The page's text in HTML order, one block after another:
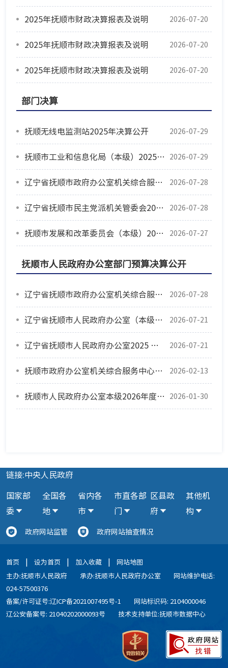
2025年抚顺市财政决算报表及说明 2026-07-20
2025年抚顺市财政决算报表及说明 2026-07-20
2025年抚顺市财政决算报表及说明 2026-07-20
部门决算
抚顺无线电监测站2025年决算公开 2026-07-29
抚顺市工业和信息化局（本级）2025年决算公开 2026-07-29
辽宁省抚顺市政府办公室机关综合服务中心2025年度公开报告 2026-07-28
辽宁省抚顺市民主党派机关管委会2025年度部门决算 2026-07-28
抚顺市发展和改革委员会（本级）2025年度部门决算 2026-07-27
抚顺市人民政府办公室部门预算决算公开
辽宁省抚顺市政府办公室机关综合服务中心2025年度公开报告 2026-07-28
辽宁省抚顺市人民政府办公室（本级）2025 年度部门决算公开报告 2026-07-21
辽宁省抚顺市人民政府办公室2025 年度部门决算公开报告 2026-07-21
抚顺市政府办公室机关综合服务中心2026年度部门预算 2026-02-13
抚顺市人民政府办公室本级2026年度部门预算公开 2026-01-30
链接:中央人民政府
国家部
委
全国各
地
省内各
市
市直各部
门
区县政
府
其他机
构
政府网站监管 政府网站抽查情况
首页 | 设为首页 | 加入收藏 |
网站地图
主办:抚顺市人民政府
承办:抚顺市人民政府办公室
网站维护电话:
024-57500376
备案/许可证号:辽ICP备2021007495号-1
网站标识码: 2104000046
辽公安备案号: 21040202000093号
技术支持单位:抚顺市数据中心